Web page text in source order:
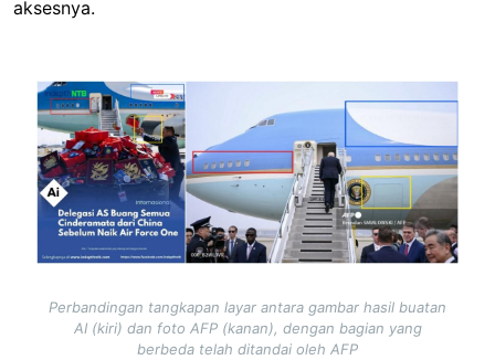
aksesnya.
Image
Perbandingan tangkapan layar antara gambar hasil buatan
AI (kiri) dan foto AFP (kanan), dengan bagian yang
berbeda telah ditandai oleh AFP